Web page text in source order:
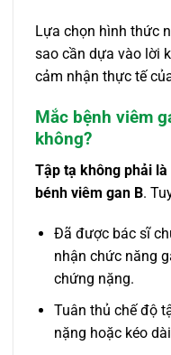
Lựa chọn hình thức
sao cần dựa vào lời
cảm nhận thực tế
Mắc bệnh viêm
không?
Tập tạ không phải
bénh viêm gan B.
Đã được bác sĩ
nhận chức năng
chứng nặng.
Tuân thủ chế độ
nặng hoặc kéo